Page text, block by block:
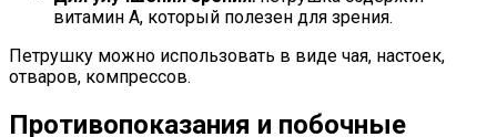
витамин A, который полезен для зрения.
Петрушку можно использовать в виде чая, настоек,
отваров, компрессов.
Противопоказания и побочные